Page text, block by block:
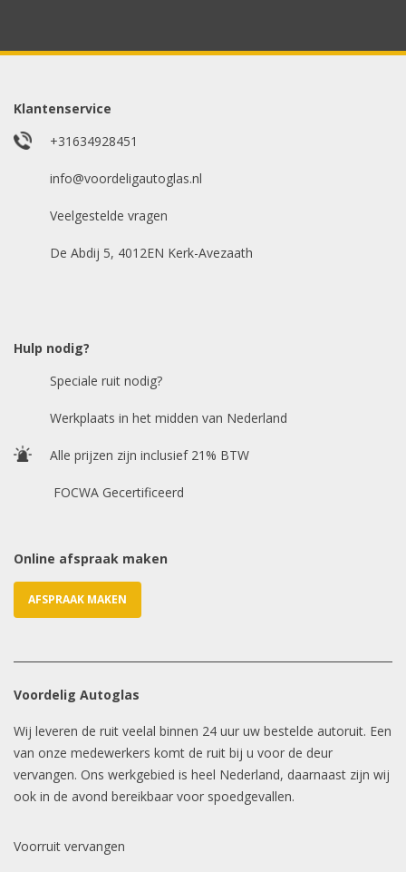
whatsappje met foto van de ruit en uw auto
Uw merk auto
Bouwjaar
E-mailadres *
Klantenservice
+31634928451
info@voordeligautoglas.nl
Veelgestelde vragen
De Abdij 5, 4012EN Kerk-Avezaath
Hulp nodig?
Speciale ruit nodig?
Werkplaats in het midden van Nederland
Alle prijzen zijn inclusief 21% BTW
FOCWA Gecertificeerd
Online afspraak maken
AFSPRAAK MAKEN
Voordelig Autoglas
Wij leveren de ruit veelal binnen 24 uur uw bestelde autoruit. Een
van onze medewerkers komt de ruit bij u voor de deur
vervangen. Ons werkgebied is heel Nederland, daarnaast zijn wij
ook in de avond bereikbaar voor spoedgevallen.
Voorruit vervangen